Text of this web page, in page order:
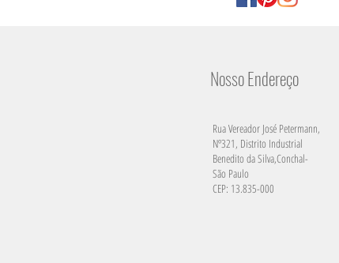
Nosso Endereço
Rua Vereador José Petermann,
Nº321, Distrito Industrial
Benedito da Silva,Conchal-
São Paulo
CEP: 13.835-000